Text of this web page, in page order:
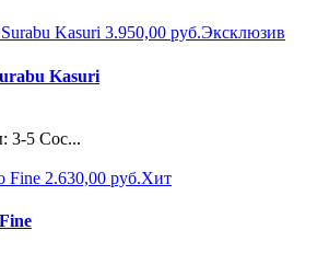
3.950,00 руб.Эксклюзив
Kasuri
3-5 Сос...
2.630,00 руб.Хит